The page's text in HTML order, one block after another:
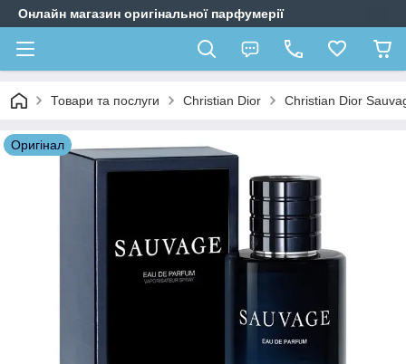
Онлайн магазин оригінальної парфумерії
Товари та послуги Christian Dior Christian Dior
Оригiнал